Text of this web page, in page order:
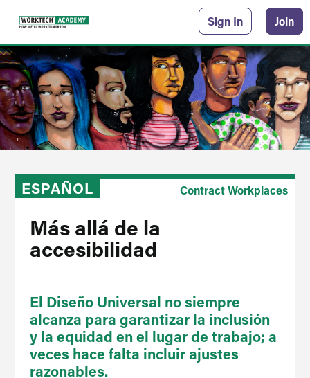
Sign In Join
ESPAÑOL Contract Workplaces
Más allá de la
accesibilidad
El Diseño Universal no siempre
alcanza para garantizar la inclusión
y la equidad en el lugar de trabajo; a
veces hace falta incluir ajustes
razonables.